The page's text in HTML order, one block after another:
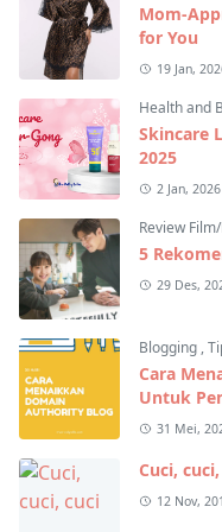
Mom-
for You
19 Jan,
Health and
Skincare
2025
2 Jan, 2026
Review
5
29 Des,
Blogging ,
Cara
Untuk
31 Mei,
Cuci,
12 Nov,